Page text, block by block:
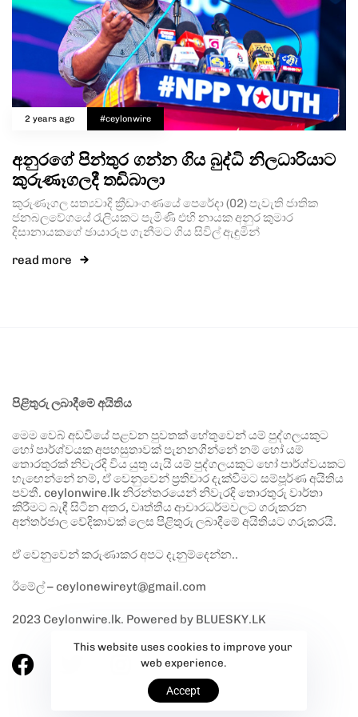
2 years ago #ceylonwire
අනුරගේ පින්තුර ගන්න ගිය බුද්ධි නිලධාරියාට
කුරුණෑගලදී තඩිබාලා
කුරුණෑගල සත්‍යවාදි ක්‍රීඩාංගණයේ පෙරේදා (02) පැවැති ජාතික
ජනබලවේගයේ රැලියකට පැමිණි එහි නායක අනුර කුමාර
දිසානායකගේ ඡායාරූප ගැනීමට ගිය සිවිල් ඇඳුමින්
read more
පිළිතුරු ලබාදීමේ අයිතිය
මෙම වෙබ් අඩවියේ පළවන පුවතක් හේතුවෙන් යම් පුද්ගලයකුට
හෝ පාර්ශ්වයක අපහසුතාවක් පැනනගින්නේ නම් හෝ යම්
තොරතුරක් නිවැරදි විය යුතු යැයි යම් පුද්ගලයකුට හෝ පාර්ශ්වයකට
හැඟෙන්නේ නම්, ඒ වෙනුවෙන් ප්‍රතිචාර දැක්වීමට සම්පූර්ණ අයිතිය
පවතී. ceylonwire.lk නිරන්තරයෙන් නිවැරදි තොරතුරු වාර්තා
කිරීමට බැඳී සිටින අතර, වෘත්තීය ආචාරධර්මවලට ගරුකරන
අන්තර්ජාල වේදිකාවක් ලෙස පිළිතුරු ලබාදීමේ අයිතියට ගරුකරයි.
ඒ වෙනුවෙන් කරුණාකර අපට දැනුම්දෙන්න..
ඊමේල් – ceylonewireyt@gmail.com
2023 Ceylonwire.lk. Powered by BLUESKY.LK
This website uses cookies to improve your
web experience.
Accept